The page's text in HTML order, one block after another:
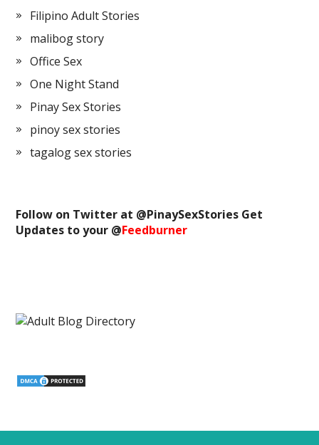
Filipino Adult Stories
malibog story
Office Sex
One Night Stand
Pinay Sex Stories
pinoy sex stories
tagalog sex stories
Follow on Twitter at @PinaySexStories Get
Updates to your @Feedburner